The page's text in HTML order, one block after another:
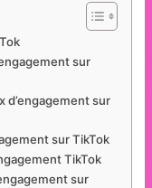
sur
d’engagement sur
sur TikTok
TikTok
sur